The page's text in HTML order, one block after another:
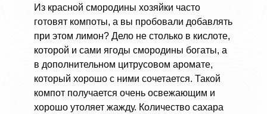
Из красной смородины хозяйки часто
готовят компоты, а вы пробовали добавлять
при этом лимон? Дело не столько в кислоте,
которой и сами ягоды смородины богаты, а
в дополнительном цитрусовом аромате,
который хорошо с ними сочетается. Такой
компот получается очень освежающим и
хорошо утоляет жажду. Количество сахара